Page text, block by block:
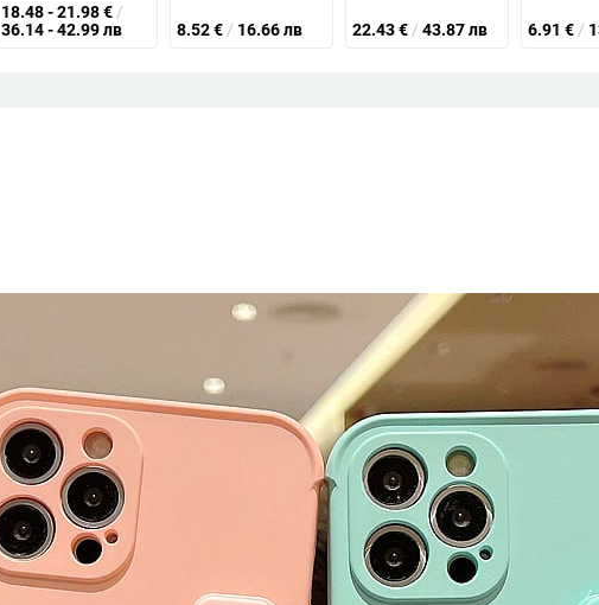
18.48 - 21.98€ /
36.14 - 42.99 лв
8.52€ / 16.66 лв 22.43€ / 43.87 лв 6.91 € /